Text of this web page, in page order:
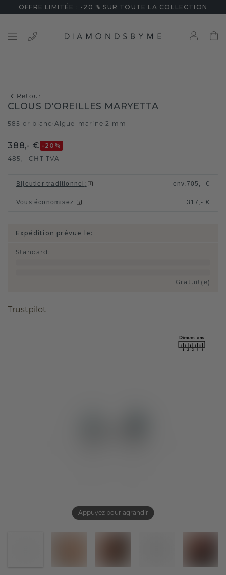
OFFRE LIMITÉE : -20 % SUR TOUTE LA COLLECTION
Retour
Appuyez pour agrandir
CLOUS D'OREILLES MARYETTA
585 or blanc Aigue-marine 2 mm
388,- € -20 %
485,- €HT TVA
Bijoutier traditionnel : env. 705,- €
Vous économisez: 317,- €
Expédition prévue le:
Standard :
Gratuit(e)
Trustpilot